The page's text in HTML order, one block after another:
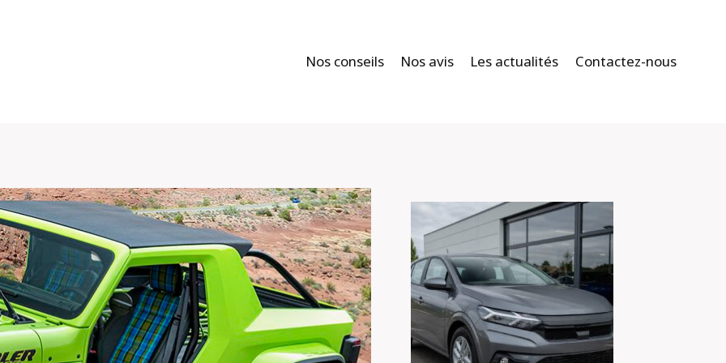
Nos conseils Nos avis Les actualités Contactez-nous